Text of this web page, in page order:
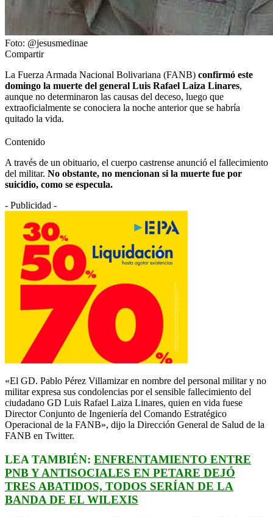
Foto: @jesusmedinae
Compartir
La Fuerza Armada Nacional Bolivariana (FANB) confirmó este
domingo la muerte del general Luis Rafael Laiza Linares,
aunque no determinaron las causas del deceso, luego que
extraoficialmente se conociera la noche anterior que se habría
quitado la vida.
Contenido
A través de un obituario, el cuerpo castrense anunció el fallecimiento
del militar. No obstante, no mencionan si la muerte fue por
suicidio, como se especula.
- Publicidad -
«El GD. Pablo Pérez Villamizar en nombre del personal militar y no
militar expresa sus condolencias por el sensible fallecimiento del
ciudadano GD Luis Rafael Laiza Linares, quien en vida fuese
Director Conjunto de Ingeniería del Comando Estratégico
Operacional de la FANB», dijo la Dirección General de Salud de la
FANB en Twitter.
LEA TAMBIÉN: ENFRENTAMIENTO ENTRE
PNB Y ANTISOCIALES EN PETARE DEJÓ
TRES ABATIDOS, TODOS SERÍAN DE LA
BANDA DE EL WILEXIS